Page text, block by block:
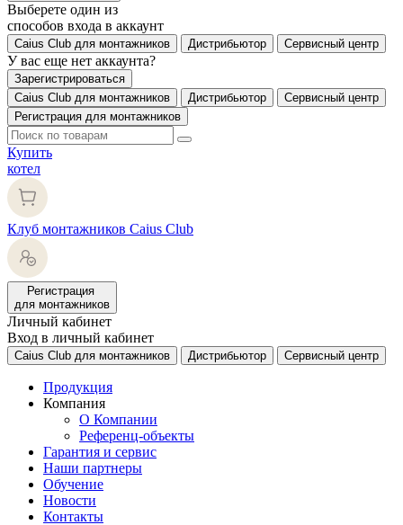
Выберете один из
способов входа в аккаунт
Caius Club для монтажников Дистрибьютор Сервисный центр
У вас еще нет аккаунта?
Зарегистрироваться
Caius Club для монтажников
Дистрибьютор
Сервисный центр
Регистрация для монтажников
Купить
котел
Клуб монтажников Caius Club
Регистрация
для монтажников
Личный кабинет
Вход в личный кабинет
Caius Club для монтажников Дистрибьютор Сервисный центр
Продукция
Компания
О Компании
Референц-объекты
Гарантия и сервис
Наши партнеры
Обучение
Новости
Контакты